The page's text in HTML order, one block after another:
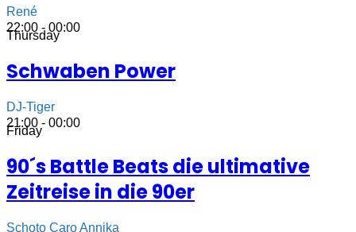
René
22:00 - 00:00
Thursday
Schwaben Power
DJ-Tiger
21:00 - 00:00
Friday
90´s Battle Beats die ultimative
Zeitreise in die 90er
Schoto Caro Annika